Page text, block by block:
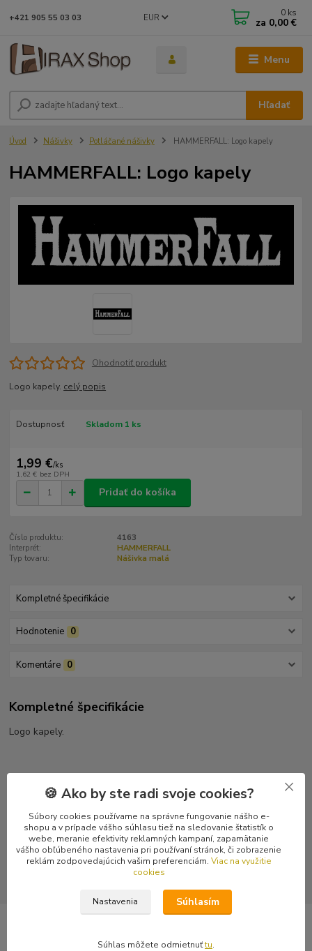
Menu
EUR
Hľadať
+421 905 55 03 03 0 ks
za 0,00 €
Úvod Nášivky Potláčané nášivky HAMMERFALL: Logo kapely
HAMMERFALL: Logo kapely
Ohodnotiť produkt
Logo kapely. celý popis
Dostupnosť Skladom 1 ks
1,99 €/ks
1,62 € bez DPH
Pridať do košíka
Číslo produktu:
4163
Interprét:
HAMMERFALL
Typ tovaru:
Nášivka malá
Kompletné špecifikácie
Hodnotenie 0
Komentáre 0
Kompletné špecifikácie
Logo kapely.
Tovar zaradený v kategóriách
Nášivky
Potláčané nášivky
Nepremeškajte novinky, akcie a
🍪 Ako by ste radi svoje cookies?
Súbory cookies používame na správne fungovanie nášho e-
shopu a v prípade vášho súhlasu tiež na sledovanie štatistík o
webe, meranie efektivity reklamných kampaní, zapamätanie
vášho obľúbeného nastavenia pri používaní stránok, či zobrazenie
reklám zodpovedajúcich vašim preferenciám. Viac na využitie
cookies
Nastavenia Súhlasím
Súhlas môžete odmietnuťtu.